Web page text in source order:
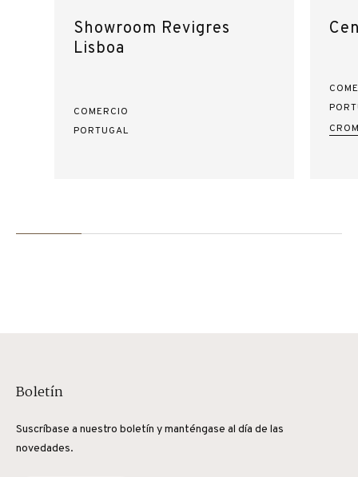
Showroom Revigres
Lisboa
COMERCIO
PORTUGAL
Boletín
Suscríbase a nuestro boletín y manténgase al día de las
novedades.